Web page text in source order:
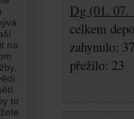
Dg (01. 07.
celkem
zahynulo: 37
přežilo: 23